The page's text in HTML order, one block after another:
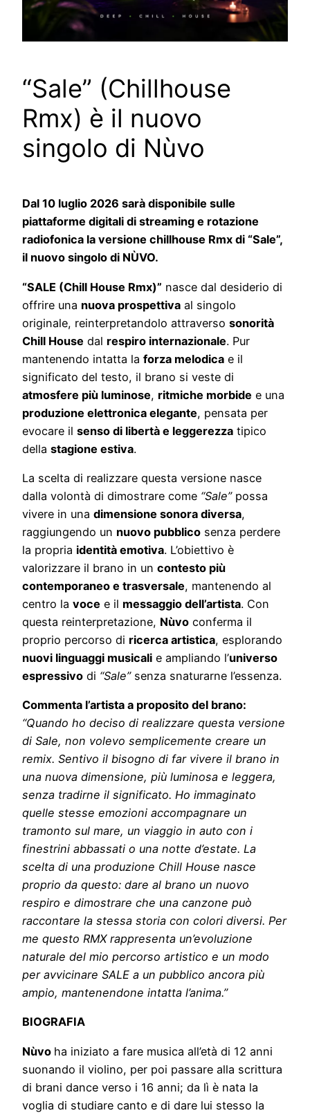
“Sale” (Chillhouse
Rmx) è il nuovo
singolo di Nùvo
Dal 10 luglio 2026 sarà disponibile sulle
piattaforme digitali di streaming e rotazione
radiofonica la versione chillhouse Rmx di “Sale”,
il nuovo singolo di NÙVO.
“SALE (Chill House Rmx)” nasce dal desiderio di
offrire una nuova prospettiva al singolo
originale, reinterpretandolo attraverso sonorità
Chill House dal respiro internazionale. Pur
mantenendo intatta la forza melodica e il
significato del testo, il brano si veste di
atmosfere più luminose, ritmiche morbide e una
produzione elettronica elegante, pensata per
evocare il senso di libertà e leggerezza tipico
della stagione estiva.
La scelta di realizzare questa versione nasce
dalla volontà di dimostrare come “Sale”possa
vivere in una dimensione sonora diversa,
raggiungendo un nuovo pubblico senza perdere
la propria identità emotiva. L’obiettivo è
valorizzare il brano in un contesto più
contemporaneo e trasversale, mantenendo al
centro la voce e il messaggio dell’artista. Con
questa reinterpretazione, Nùvo conferma il
proprio percorso di ricerca artistica, esplorando
nuovi linguaggi musicali e ampliando l’universo
espressivo di “Sale”senza snaturarne l’essenza.
Commenta l’artista a proposito del brano:
“Quando ho deciso di realizzare questa versione
di Sale, non volevo semplicemente creare un
remix. Sentivo il bisogno di far vivere il brano in
una nuova dimensione, più luminosa e leggera,
senza tradirne il significato. Ho immaginato
quelle stesse emozioni accompagnare un
tramonto sul mare, un viaggio in auto con i
finestrini abbassati o una notte d’estate. La
scelta di una produzione Chill House nasce
proprio da questo: dare al brano un nuovo
respiro e dimostrare che una canzone può
raccontare la stessa storia con colori diversi. Per
me questo RMX rappresenta un’evoluzione
naturale del mio percorso artistico e un modo
per avvicinare SALE a un pubblico ancora più
ampio, mantenendone intatta l’anima.”
BIOGRAFIA
Nùvo ha iniziato a fare musica all’età di 12 anni
suonando il violino, per poi passare alla scrittura
di brani dance verso i 16 anni; da lì è nata la
voglia di studiare canto e di dare lui stesso la